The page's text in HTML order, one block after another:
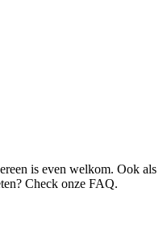
is even welkom. Ook als
Check onze FAQ.